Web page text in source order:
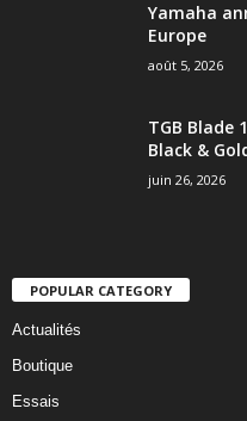
Yamaha
Europe
août 5, 2026
TGB Blade
Black &
juin 26, 2026
POPULAR CATEGORY
Actualités
Boutique
Essais